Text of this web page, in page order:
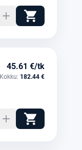
45.61 €/tk
Kokku: 182.44 €